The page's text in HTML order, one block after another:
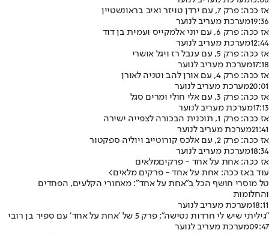
אז ככה: פרק 7, עם ירדן טויזר ואיב בראונשטיין
19:36מערכת מעריב לנוער
אז ככה: פרק 6, עם יוני אלמקייס ועמית בן דוד
12:44מערכת מעריב לנוער
אז ככה: פרק 5, עם ענבל רז ויגל אושרי
17:18מערכת מעריב לנוער
אז ככה: פרק 4, עם אורן להב וטניה לאורן
20:01מערכת מעריב לנוער
אז ככה: פרק 3, עם אלי חולי ומרים סגל
17:13מערכת מעריב לנוער
אז ככה: פרק 1, תוכנית הבכורה לצפייה ישירה
21:41מערכת מעריב לנוער
אז ככה: פרק 2, עם אלכס קורוטייב ויוליה ספקטור
18:34מערכת מעריב לנוער
אז ככה: אחת על אחד - פרקיםמלאים
עוד באז ככה: אחת על אחד - פרקים מלאים>
טל מוסרי חושף הכל ב"אחת על אחד": מאחורי הקלעים, הפחדים
והחלומות
18:11מערכת מעריב לנוער
״גיליתי שיש לי חרדות נטישה״: פרק 5 של ׳אחת על אחד׳ עם ספיר בן רובי
09:47מערכת מעריב לנוער